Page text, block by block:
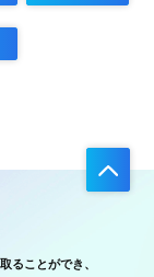
ることができ、